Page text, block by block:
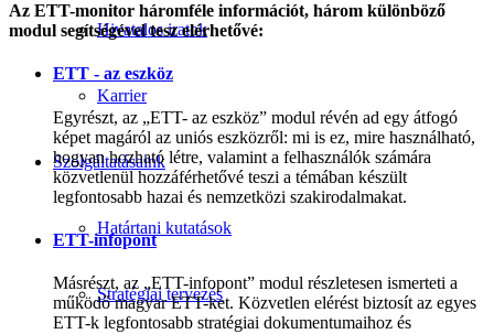
Hivatalos iratok
Karrier
Szolgáltatásaink
Határtani kutatások
Stratégiai tervezés
Az ETT-monitor háromféle információt, három különböző
modul segítségével tesz elérhetővé:
ETT - az eszköz
Egyrészt, az „ETT- az eszköz” modul révén ad egy átfogó
képet magáról az uniós eszközről: mi is ez, mire használható,
hogyan hozható létre, valamint a felhasználók számára
közvetlenül hozzáférhetővé teszi a témában készült
legfontosabb hazai és nemzetközi szakirodalmakat.
ETT-infopont
Másrészt, az „ETT-infopont” modul részletesen ismerteti a
működő magyar ETT-ket. Közvetlen elérést biztosít az egyes
ETT-k legfontosabb stratégiai dokumentumaihoz és